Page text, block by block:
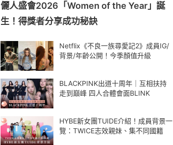
儷人盛會2026「Women of the Year」誕
生！得獎者分享成功秘訣
Netflix《不良一族尋愛記2》成員IG/
背景/年齡公開！今季顏值升級
BLACKPINK出道十周年｜互相扶持
走到巔峰 四人合體會面BLINK
HYBE新女團TUIDE介紹！成員背景一
覽：TWICE志效親妹、集不同國籍